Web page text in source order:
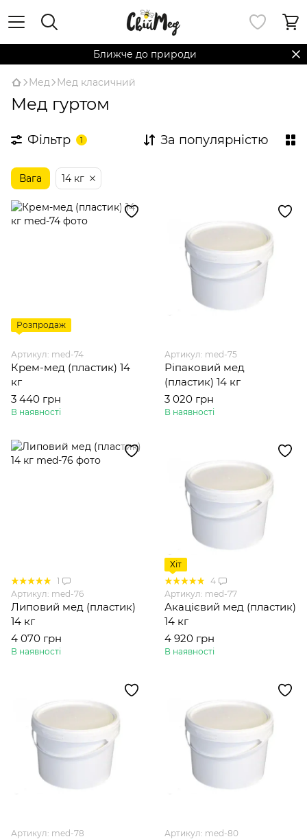
Ближче до природи
Мед Мед класичний
Мед гуртом
Фільтр 1 За популярністю
Вага 14 кг
Розпродаж
Артикул: med-74
Крем-мед (пластик) 14
кг
3 440 грн
В наявності
Артикул: med-75
Ріпаковий мед
(пластик) 14 кг
3 020 грн
В наявності
1
Артикул: med-76
Липовий мед (пластик)
14 кг
4 070 грн
В наявності
Хіт
4
Артикул: med-77
Акацієвий мед (пластик)
14 кг
4 920 грн
В наявності
Артикул: med-78 Артикул: med-80